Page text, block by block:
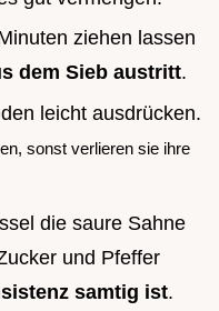
ziehen lassen
dem Sieb austritt.
leicht ausdrücken.
sonst verlieren sie ihre
die saure Sahne
und Pfeffer
samtig ist.